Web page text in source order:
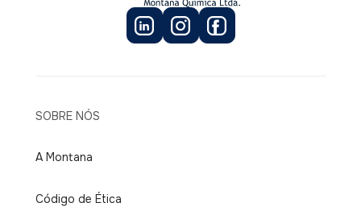
SOBRE NÓS
A Montana
Código de Ética